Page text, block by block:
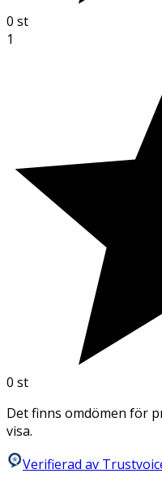
0 st
1
0 st
Det finns omdömen för
visa.
Verifierad av